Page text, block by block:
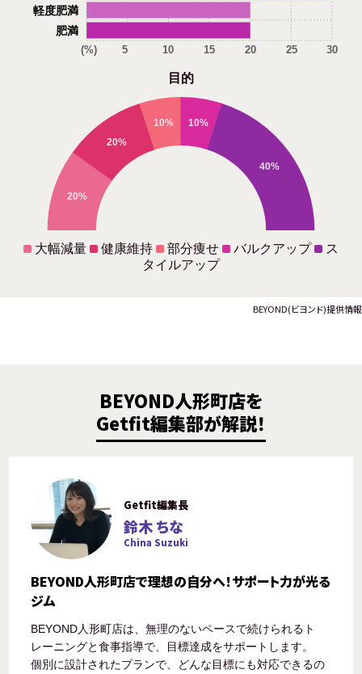
肥満
軽度肥満
(%) 5 10 15 20 25 30
目的
20%
20%
10% 10%
40%
大幅減量 健康維持 部分痩せ バルクアップ
ス
タイルアップ
BEYOND(ビヨンド)提供情報
BEYOND人形町店を
Getfit編集部が解説！
Getfit編集長
鈴木 ちな
China Suzuki
BEYOND人形町店で理想の自分へ！サポート力が光る
ジム
BEYOND人形町店は、無理のないペースで続けられるト
レーニングと食事指導で、目標達成をサポートします。
個別に設計されたプランで、どんな目標にも対応できるの